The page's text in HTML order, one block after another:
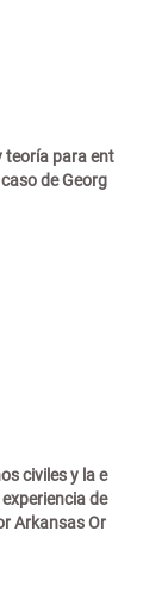
teoría para ent
de Georg
civiles y la e
de
Arkansas Or